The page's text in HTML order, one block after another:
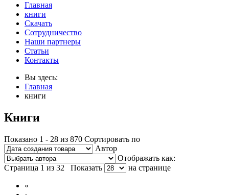
Главная
книги
Скачать
Сотрудничество
Наши партнеры
Статьи
Контакты
Вы здесь:
Главная
книги
Книги
Показано 1 - 28 из 870 Сортировать по
Автор
Отображать как:
Страница 1 из 32
Показать на странице
«